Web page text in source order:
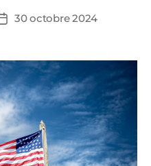
Date30 octobre 2024